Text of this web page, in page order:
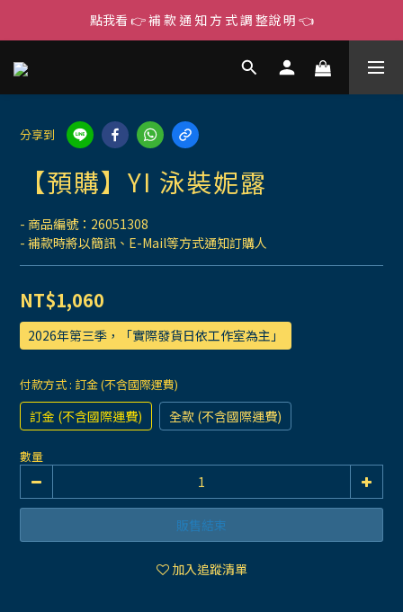
點我看 👉 補 款 通 知 方 式 調 整說 明 👈
分享到
【預購】YI 泳裝妮露
- 商品編號：26051308
- 補款時將以簡訊、E-Mail等方式通知訂購人
NT$1,060
2026年第三季，「實際發貨日依工作室為主」
付款方式 : 訂金 (不含國際運費)
訂金 (不含國際運費) 全款 (不含國際運費)
數量
販售結束
加入追蹤清單